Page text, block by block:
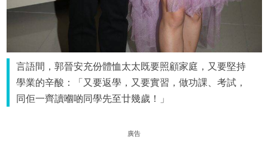
言語間，郭晉安充份體恤太太既要照顧家庭，又要堅持
學業的辛酸：「又要返學，又要實習，做功課、考試，
同佢一齊讀嗰啲同學先至廿幾歲！」
廣告